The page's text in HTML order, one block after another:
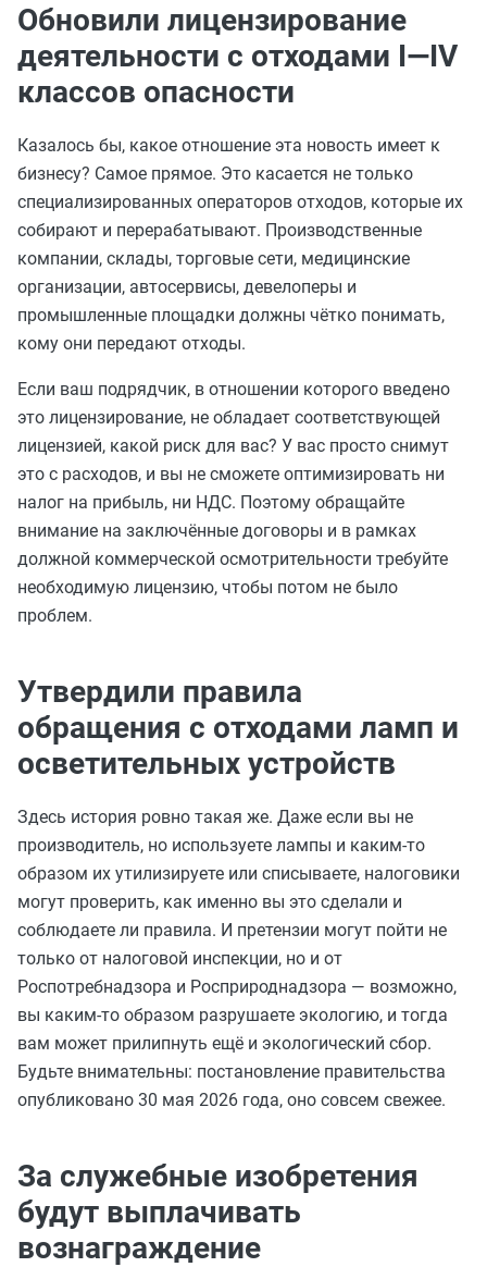
Обновили лицензирование
деятельности с отходами I—IV
классов опасности
Казалось бы, какое отношение эта новость имеет к
бизнесу? Самое прямое. Это касается не только
специализированных операторов отходов, которые их
собирают и перерабатывают. Производственные
компании, склады, торговые сети, медицинские
организации, автосервисы, девелоперы и
промышленные площадки должны чётко понимать,
кому они передают отходы.
Если ваш подрядчик, в отношении которого введено
это лицензирование, не обладает соответствующей
лицензией, какой риск для вас? У вас просто снимут
это с расходов, и вы не сможете оптимизировать ни
налог на прибыль, ни НДС. Поэтому обращайте
внимание на заключённые договоры и в рамках
должной коммерческой осмотрительности требуйте
необходимую лицензию, чтобы потом не было
проблем.
Утвердили правила
обращения с отходами ламп и
осветительных устройств
Здесь история ровно такая же. Даже если вы не
производитель, но используете лампы и каким-то
образом их утилизируете или списываете, налоговики
могут проверить, как именно вы это сделали и
соблюдаете ли правила. И претензии могут пойти не
только от налоговой инспекции, но и от
Роспотребнадзора и Росприроднадзора — возможно,
вы каким-то образом разрушаете экологию, и тогда
вам может прилипнуть ещё и экологический сбор.
Будьте внимательны: постановление правительства
опубликовано 30 мая 2026 года, оно совсем свежее.
За служебные изобретения
будут выплачивать
вознаграждение